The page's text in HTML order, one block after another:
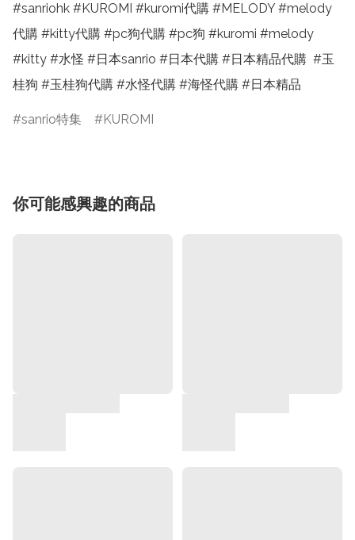
#sanriohk #KUROMI #kuromi代購 #MELODY #melody
代購 #kitty代購 #pc狗代購 #pc狗 #kuromi #melody
#kitty #水怪 #日本sanrio #日本代購 #日本精品代購  #玉
桂狗 #玉桂狗代購 #水怪代購 #海怪代購 #日本精品
sanrio特集 KUROMI
你可能感興趣的商品